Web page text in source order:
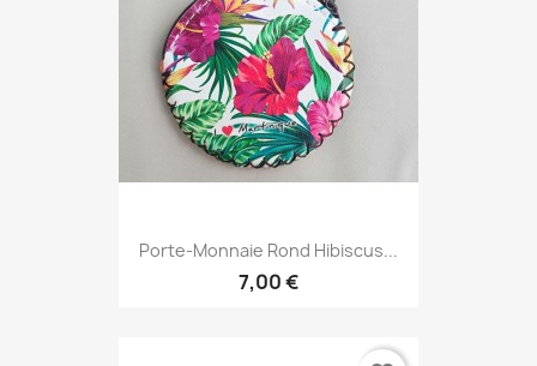
Porte-Monnaie Rond Hibiscus...
7,00 €